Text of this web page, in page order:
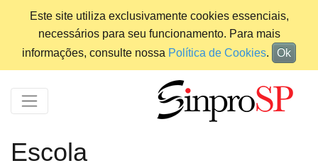
Este site utiliza exclusivamente cookies essenciais,
necessários para seu funcionamento. Para mais
informações, consulte nossa Política de Cookies. Ok
Escola